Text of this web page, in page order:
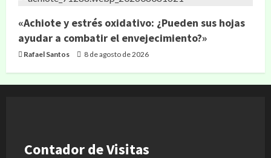
«Achiote y estrés oxidativo: ¿Pueden sus hojas
ayudar a combatir el envejecimiento?»
Rafael Santos 8 de agosto de 2026
Contador de Visitas